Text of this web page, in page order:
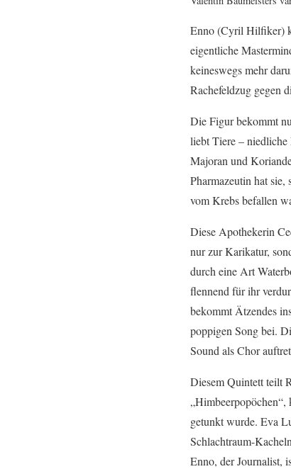
Enno (Cyril Hilfiker)
eigentliche
keineswegs mehr
Rachefeldzug gegen
Die Figur bekommt
liebt Tiere – niedliche
Majoran und
Pharmazeutin hat sie,
vom Krebs befallen
Diese Apothekerin
nur zur Karikatur,
durch eine Art
flennend für ihr
bekommt Ätzendes
poppigen Song bei.
Sound als Chor
Diesem Quintett teilt
„Himbeerpopöchen“,
getunkt wurde. Eva
Schlachtraum-
Enno, der Journalist,